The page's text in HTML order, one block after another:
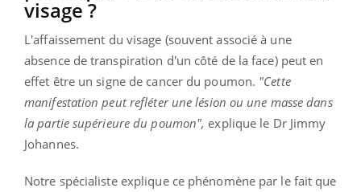
visage ?
L'affaissement du visage (souvent associé à une
absence de transpiration d'un côté de la face) peut en
effet être un signe de cancer du poumon. "Cette
manifestation peut refléter une lésion ou une masse dans
la partie supérieure du poumon", explique le Dr Jimmy
Johannes.
Notre spécialiste explique ce phénomène par le fait que